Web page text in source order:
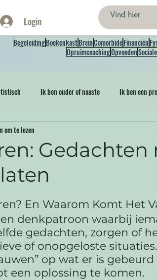
Login
BegeleidingBoekenkastBreinComorbideFinanciën
OpruimcoachingOpvoeden
Ik ben ouder of naaste Ik ben een
Gedachten
om te lezen
En Waarom Komt Het
denkpatroon waarbij
gedachten, zorgen of
of onopgeloste
op wat er is
een oplossing te komen.